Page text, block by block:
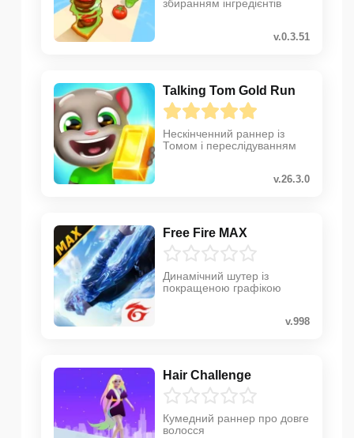
збиранням інгредієнтів
v.0.3.51
Talking Tom Gold Run
Нескінченний раннер із
Томом і переслідуванням
v.26.3.0
Free Fire MAX
Динамічний шутер із
покращеною графікою
v.998
Hair Challenge
Кумедний раннер про довге
волосся